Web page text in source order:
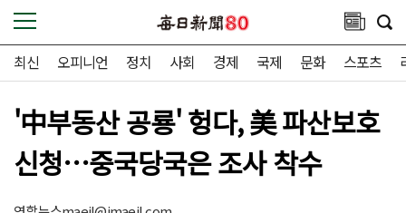
최신 오피니언 정치 사회 경제 국제 문화 스포츠
'中부동산 공룡' 헝다, 美 파산보호
신청…중국당국은 조사 착수